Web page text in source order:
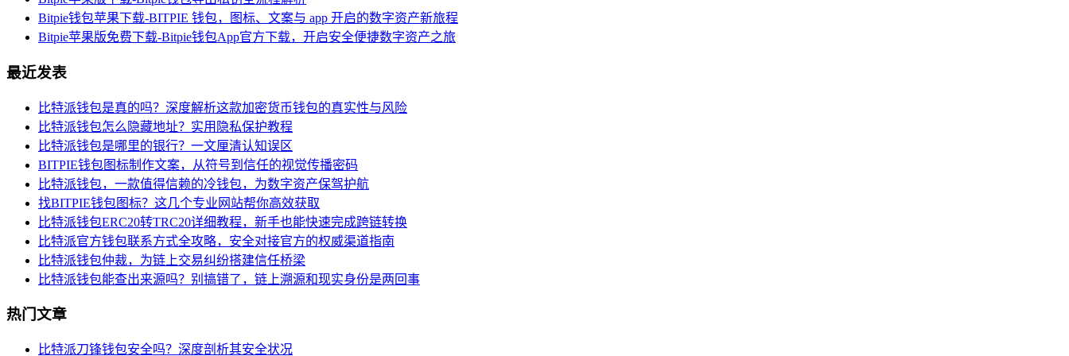
Bitpie钱包苹果下载-BITPIE 钱包，图标、文案与 app 开启的数字资产新旅程
Bitpie苹果版免费下载-Bitpie钱包App官方下载，开启安全便捷数字资产之旅
最近发表
比特派钱包是真的吗？深度解析这款加密货币钱包的真实性与风险
比特派钱包怎么隐藏地址？实用隐私保护教程
比特派钱包是哪里的银行？一文厘清认知误区
BITPIE钱包图标制作文案，从符号到信任的视觉传播密码
比特派钱包，一款值得信赖的冷钱包，为数字资产保驾护航
找BITPIE钱包图标？这几个专业网站帮你高效获取
比特派钱包ERC20转TRC20详细教程，新手也能快速完成跨链转换
比特派官方钱包联系方式全攻略，安全对接官方的权威渠道指南
比特派钱包仲裁，为链上交易纠纷搭建信任桥梁
比特派钱包能查出来源吗？别搞错了，链上溯源和现实身份是两回事
热门文章
比特派刀锋钱包安全吗？深度剖析其安全状况